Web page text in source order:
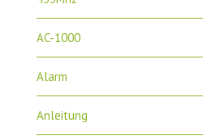
AC-1000
Alarm
Anleitung